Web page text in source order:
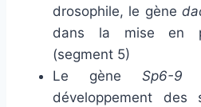
drosophile, le gène
dans la mise en
(segment 5)
Le gène Sp6-9
développement